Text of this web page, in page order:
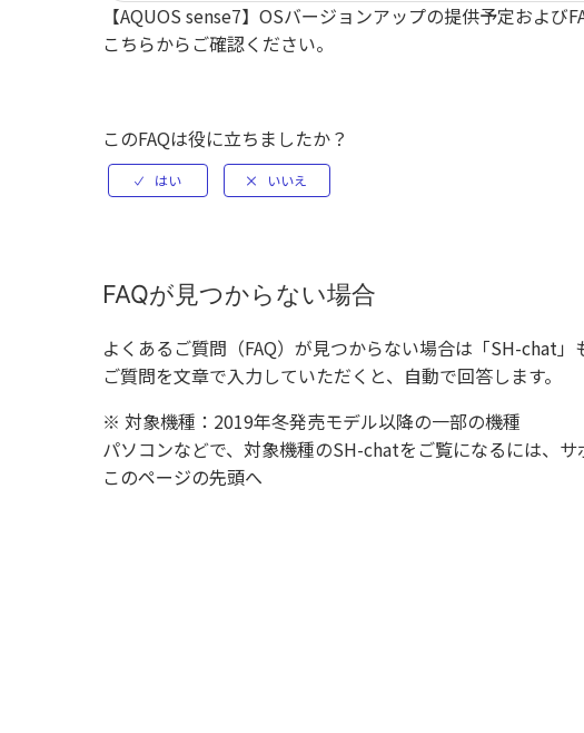
【AQUOS sense7】OSバージョンアップの提供予定および
こちらからご確認ください。
このFAQは役に立ちましたか？
FAQが見つからない場合
よくあるご質問（FAQ）が見つからない場合は「SH-chat」
ご質問を文章で入力していただくと、自動で回答します。
※ 対象機種：2019年冬発売モデル以降の一部の機種
パソコンなどで、対象機種のSH-chatをご覧になるには、
このページの先頭へ